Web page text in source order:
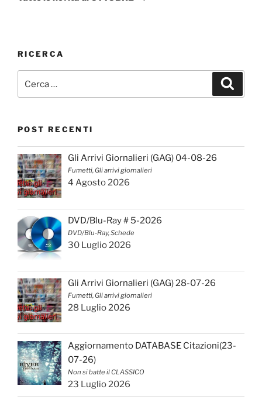
RICERCA
POST RECENTI
Gli Arrivi Giornalieri (GAG) 04-08-26
Fumetti, Gli arrivi giornalieri
4 Agosto 2026
DVD/Blu-Ray # 5-2026
DVD/Blu-Ray, Schede
30 Luglio 2026
Gli Arrivi Giornalieri (GAG) 28-07-26
Fumetti, Gli arrivi giornalieri
28 Luglio 2026
Aggiornamento DATABASE Citazioni(23-
07-26)
Non si batte il CLASSICO
23 Luglio 2026